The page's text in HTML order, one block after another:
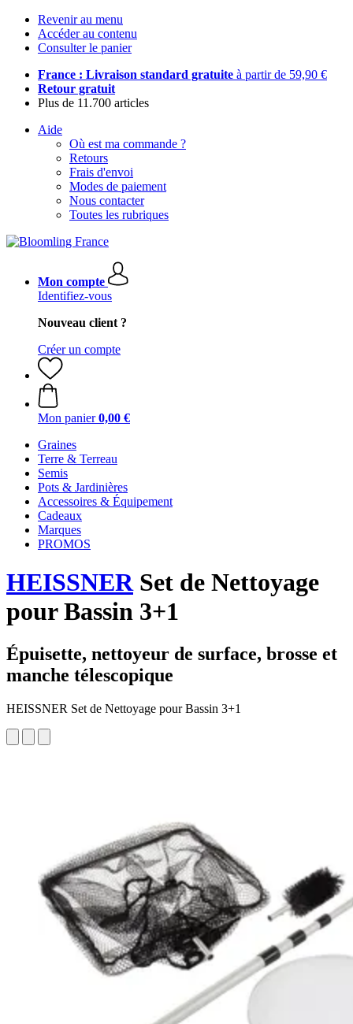
Revenir au menu
Accéder au contenu
Consulter le panier
France : Livraison standard gratuite à partir de 59,90 €
Retour gratuit
Plus de 11.700 articles
Aide
Où est ma commande ?
Retours
Frais d'envoi
Modes de paiement
Nous contacter
Toutes les rubriques
Mon compte
Identifiez-vous
Nouveau client ?
Créer un compte
Mon panier 0,00 €
Graines
Terre & Terreau
Semis
Pots & Jardinières
Accessoires & Équipement
Cadeaux
Marques
PROMOS
HEISSNERSet de Nettoyage
pour Bassin 3+1
Épuisette, nettoyeur de surface, brosse et
manche télescopique
HEISSNER Set de Nettoyage pour Bassin 3+1